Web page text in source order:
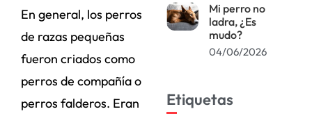
En general, los perros
de razas pequeñas
fueron criados como
perros de compañía o
perros falderos. Eran
Mi perro no
ladra, ¿Es
mudo?
04/06/2026
Etiquetas